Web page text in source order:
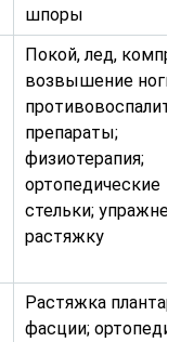
шпоры
Покой, лед,
возвышение ноги;
препараты;
физиотерапия;
ортопедические
стельки;
растяжку
Растяжка
фасции;